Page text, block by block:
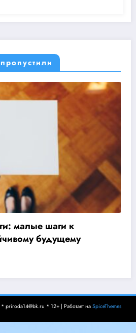
БЕЗ РУБРИКИ ОБЕРЕГАЕМ
Основы
17.10.2024
* 12+ | Работает наSpiceThemes